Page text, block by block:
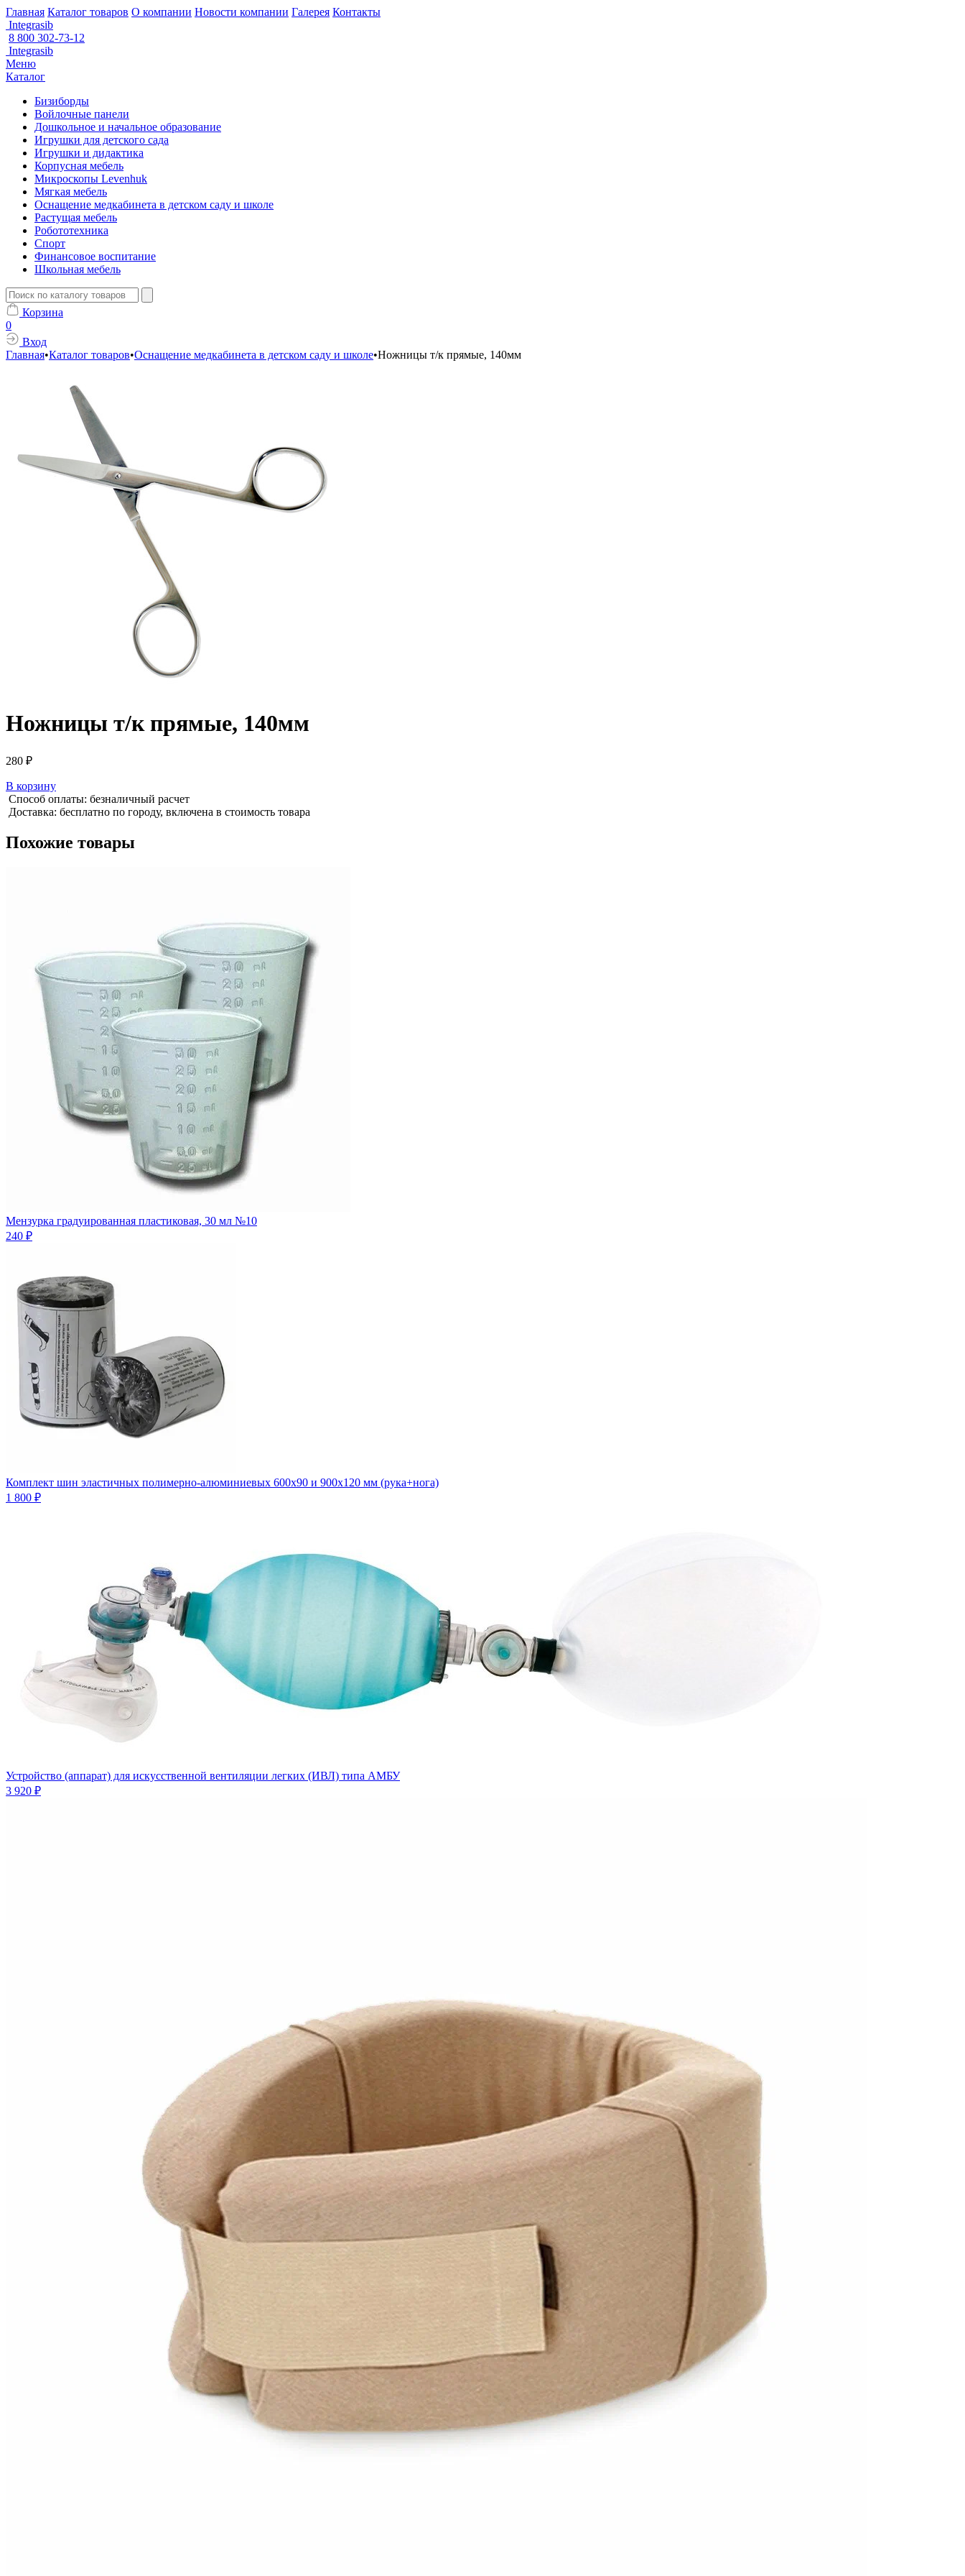
Главная Каталог товаров О компании Новости компании Галерея Контакты
Integrasib
8 800 302-73-12
Integrasib
Меню
Каталог
Бизиборды
Войлочные панели
Дошкольное и начальное образование
Игрушки для детского сада
Игрушки и дидактика
Корпусная мебель
Микроскопы Levenhuk
Мягкая мебель
Оснащение медкабинета в детском саду и школе
Растущая мебель
Робототехника
Спорт
Финансовое воспитание
Школьная мебель
Корзина
0
Вход
Главная•Каталог товаров•Оснащение медкабинета в детском саду и школе•Ножницы т/к прямые, 140мм
Ножницы т/к прямые, 140мм
280 ₽
В корзину
Способ оплаты: безналичный расчет
Доставка: бесплатно по городу, включена в стоимость товара
Похожие товары
Мензурка градуированная пластиковая, 30 мл №10
240 ₽
Комплект шин эластичных полимерно-алюминиевых 600х90 и 900х120 мм (рука+нога)
1 800 ₽
Устройство (аппарат) для искусственной вентиляции легких (ИВЛ) типа АМБУ
3 920 ₽